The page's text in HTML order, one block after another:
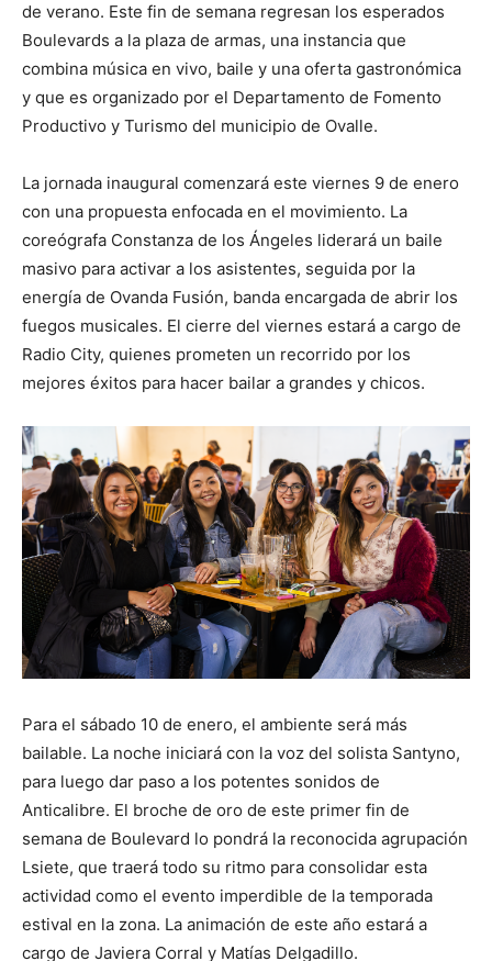
de verano. Este fin de semana regresan los esperados
Boulevards a la plaza de armas, una instancia que
combina música en vivo, baile y una oferta gastronómica
y que es organizado por el Departamento de Fomento
Productivo y Turismo del municipio de Ovalle.
La jornada inaugural comenzará este viernes 9 de enero
con una propuesta enfocada en el movimiento. La
coreógrafa Constanza de los Ángeles liderará un baile
masivo para activar a los asistentes, seguida por la
energía de Ovanda Fusión, banda encargada de abrir los
fuegos musicales. El cierre del viernes estará a cargo de
Radio City, quienes prometen un recorrido por los
mejores éxitos para hacer bailar a grandes y chicos.
Para el sábado 10 de enero, el ambiente será más
bailable. La noche iniciará con la voz del solista Santyno,
para luego dar paso a los potentes sonidos de
Anticalibre. El broche de oro de este primer fin de
semana de Boulevard lo pondrá la reconocida agrupación
Lsiete, que traerá todo su ritmo para consolidar esta
actividad como el evento imperdible de la temporada
estival en la zona. La animación de este año estará a
cargo de Javiera Corral y Matías Delgadillo.